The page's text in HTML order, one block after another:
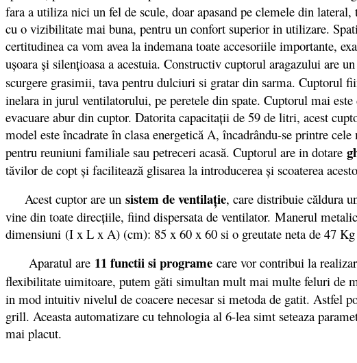
fara a utiliza nici un fel de scule, doar apasand pe clemele din
cu o vizibilitate mai buna, pentru un confort superior in utilizare.
certitudinea ca vom avea la indemana toate accesoriile importante,
uşoara şi silenţioasa a acestuia. Constructiv cuptorul aragazului are
scurgere grasimii, tava pentru dulciuri si gratar din sarma. Cuptorul
inelara in jurul ventilatorului, pe peretele din spate. Cuptorul mai
evacuare abur din cuptor. Datorita capacitații de 59 de litri, acest
model este încadrate în clasa energetică A, încadrându-se printre
pentru reuniuni familiale sau petreceri acasă. Cuptorul are in dotare
tăvilor de copt şi facilitează glisarea la introducerea şi scoaterea
Acest cuptor are un sistem de ventilaţie, care distribuie căldura
vine din toate direcţiile, fiind dispersata de ventilator. Manerul
dimensiuni (I x L x A) (cm): 85 x 60 x 60 si o greutate neta de 47
Aparatul are 11 functii si programe care vor contribui la
flexibilitate uimitoare, putem găti simultan mult mai multe feluri de
in mod intuitiv nivelul de coacere necesar si metoda de gatit. Astfel
grill. Aceasta automatizare cu tehnologia al 6-lea simt seteaza
mai placut.